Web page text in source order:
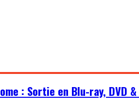
: Sortie en Blu-ray, DVD